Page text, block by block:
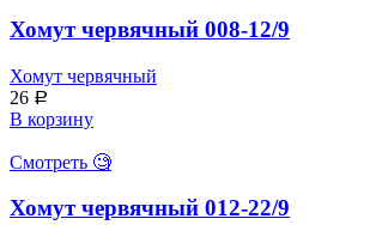
Хомут червячный 008-12/9
Хомут червячный
26 Р
В корзину
Смотреть 🧐
Хомут червячный 012-22/9